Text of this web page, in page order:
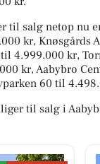
til salg netop nu
kr, Knøsgårds
4.999.000 kr,
kr, Aabybro
60 til
til salg i